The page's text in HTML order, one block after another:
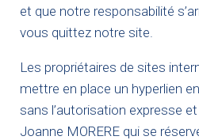
et que notre responsabilité
vous quittez notre site.
Les propriétaires de sites
mettre en place un hyperlien
sans l’autorisation expresse
Joanne MORERE qui se